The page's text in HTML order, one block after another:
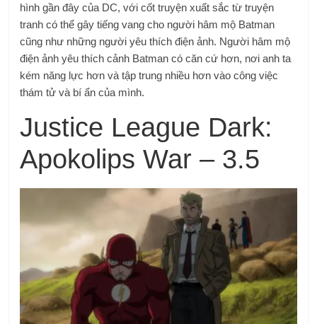
hình gần đây của DC, với cốt truyện xuất sắc từ truyện
tranh có thể gây tiếng vang cho người hâm mộ Batman
cũng như những người yêu thích điện ảnh. Người hâm mộ
điện ảnh yêu thích cảnh Batman có căn cứ hơn, nơi anh ta
kém năng lực hơn và tập trung nhiều hơn vào công việc
thám tử và bí ẩn của mình.
Justice League Dark:
Apokolips War – 3.5